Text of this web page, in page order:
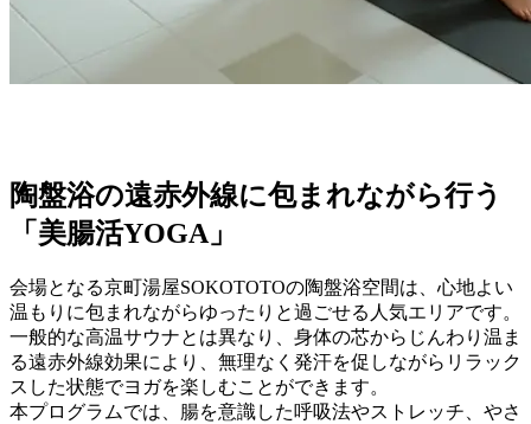
陶盤浴の遠赤外線に包まれながら行う
「美腸活YOGA」
会場となる京町湯屋SOKOTOTOの陶盤浴空間は、心地よい
温もりに包まれながらゆったりと過ごせる人気エリアです。
一般的な高温サウナとは異なり、身体の芯からじんわり温ま
る遠赤外線効果により、無理なく発汗を促しながらリラック
スした状態でヨガを楽しむことができます。
本プログラムでは、腸を意識した呼吸法やストレッチ、やさ